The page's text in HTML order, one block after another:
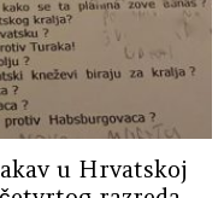
u Hrvatskoj